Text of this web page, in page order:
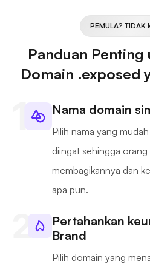
PEMULA? TIDAK
Panduan
Domain .exposed
Nama domain
Pilih nama yang
diingat sehingga
membagikannya dan
apa pun.
Pertahankan
Brand
Pilih domain yang